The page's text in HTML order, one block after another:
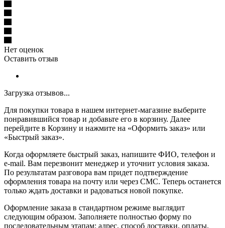
Нет оценок
Оставить отзыв
Загрузка отзывов...
Для покупки товара в нашем интернет-магазине выберите
понравившийся товар и добавьте его в корзину. Далее
перейдите в Корзину и нажмите на «Оформить заказ» или
«Быстрый заказ».
Когда оформляете быстрый заказ, напишите ФИО, телефон и
e-mail. Вам перезвонит менеджер и уточнит условия заказа.
По результатам разговора вам придет подтверждение
оформления товара на почту или через СМС. Теперь останется
только ждать доставки и радоваться новой покупке.
Оформление заказа в стандартном режиме выглядит
следующим образом. Заполняете полностью форму по
последовательным этапам: адрес, способ доставки, оплаты,